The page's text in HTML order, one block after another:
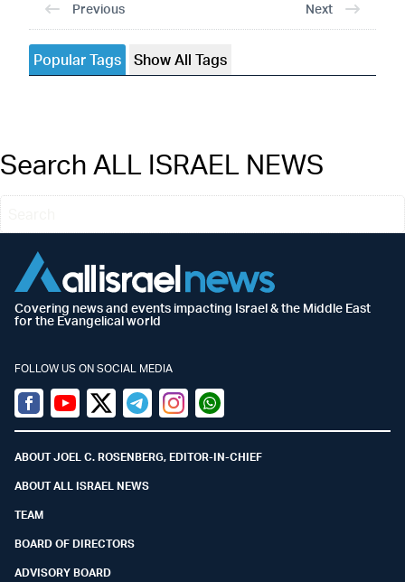
Previous Next
Popular Tags Show All Tags
Search ALL ISRAEL NEWS
Covering news and events impacting Israel & the Middle East
for the Evangelical world
FOLLOW US ON SOCIAL MEDIA
Facebook
YoutubeTwitter (X)
TelegramInstagramWhatsapp
ABOUT JOEL C. ROSENBERG, EDITOR-IN-CHIEF
ABOUT ALL ISRAEL NEWS
TEAM
BOARD OF DIRECTORS
ADVISORY BOARD